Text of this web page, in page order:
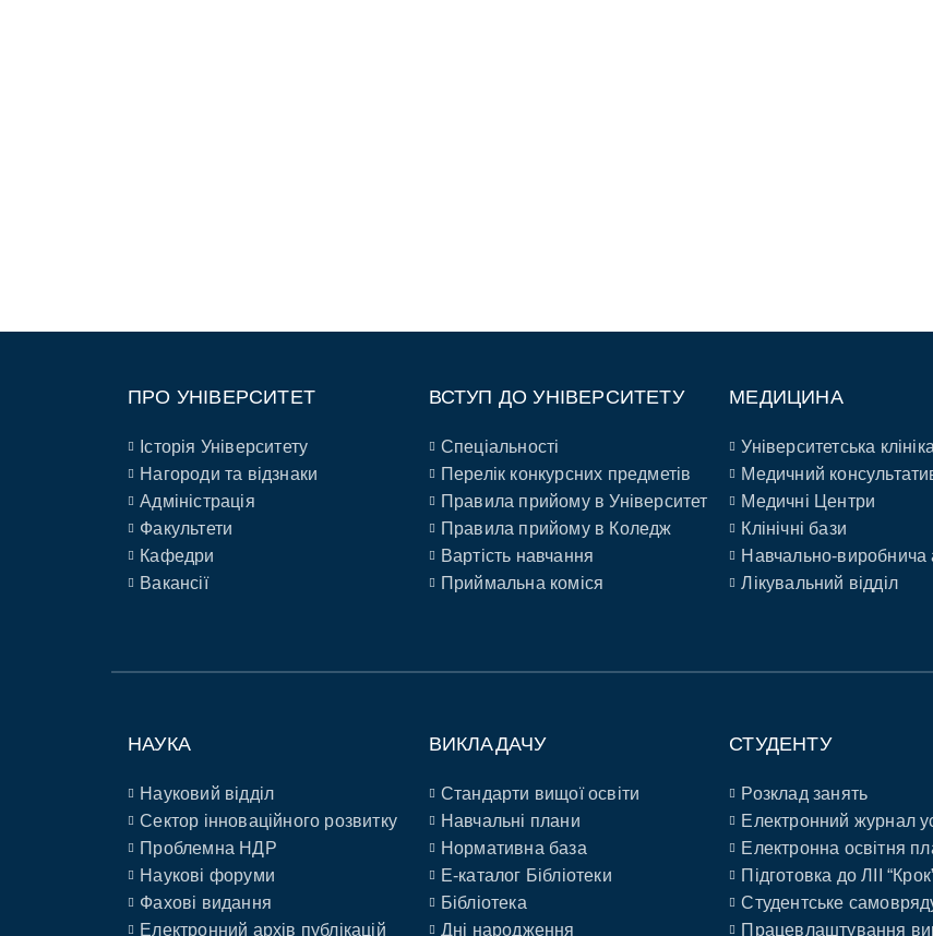
ПРО УНІВЕРСИТЕТ
Історія Університету
Нагороди та відзнаки
Адміністрація
Факультети
Кафедри
Вакансії
ВСТУП ДО УНІВЕРСИТЕТУ
Спеціальності
Перелік конкурсних предметів
Правила прийому в Університет
Правила прийому в Коледж
Вартість навчання
Приймальна коміся
МЕДИЦИНА
Університетська клініка
Медичний
Медичні Центри
Клінічні бази
Навчально-виробнича
Лікувальний відділ
НАУКА
Науковий відділ
Сектор інноваційного розвитку
Проблемна НДР
Наукові форуми
Фахові видання
Електронний архів публікацій
ВИКЛАДАЧУ
Стандарти вищої освіти
Навчальні плани
Нормативна база
E-каталог Бібліотеки
Бібліотека
Дні народження
СТУДЕНТУ
Розклад занять
Електронний журнал
Електронна освітня
Підготовка до ЛІІ
Студентське
Працевлаштування